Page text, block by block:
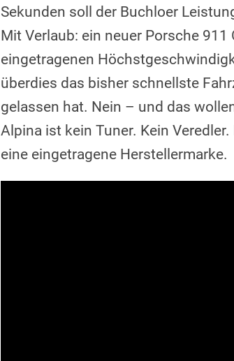
Sekunden soll der Buchloer
Mit Verlaub: ein neuer Porsche
eingetragenen
überdies das bisher schnellste
gelassen hat. Nein – und das
Alpina ist kein Tuner. Kein
eine eingetragene Herstellermarke.